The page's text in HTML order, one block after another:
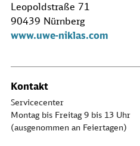
Leopoldstraße 71
90439 Nürnberg
www.uwe-niklas.com
Kontakt
Servicecenter
Montag bis Freitag 9 bis 13 Uhr
(ausgenommen an Feiertagen)